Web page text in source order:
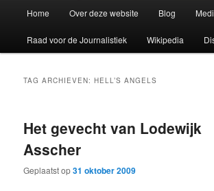
Home Over deze website Blog
Raad voor de Journalistiek Wikipedia
TAG ARCHIEVEN:HELL’S ANGELS
Het gevecht van Lodewijk
Asscher
Geplaatst op31 oktober 2009